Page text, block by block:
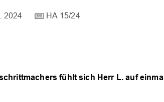
2024 HA 15/24
fühlt sich Herr L. auf einmal